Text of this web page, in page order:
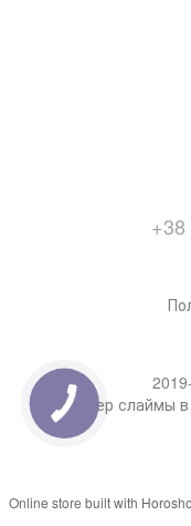
Супер слаймы
Online store built with